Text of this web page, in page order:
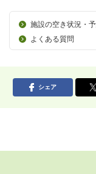
施設の空き状況・
よくある質問
シェア